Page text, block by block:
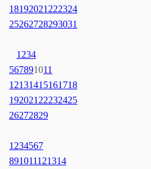
18192021 222324
25262728293031
1 234
567891011
12131415161718
192021 22232425
26272829
1 234567
891011121314